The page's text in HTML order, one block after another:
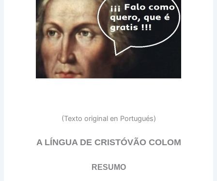
(Texto original en Portugués)
A LÍNGUA DE CRISTÓVÃO COLOM
RESUMO